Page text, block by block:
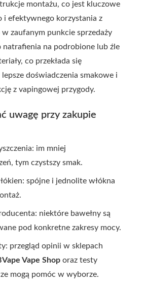
montażu, co jest kluczowe
i efektywnego korzystania z
w zaufanym punkcie sprzedaży
natrafienia na podrobione lub źle
co przekłada się
doświadczenia smakowe i
z vapingowej przygody.
uwagę przy zakupie
im mniej
tym czystszy smak.
spójne i jednolite włókna
niektóre bawełny są
pod konkretne zakresy mocy.
przegląd opinii w sklepach
Vape Shop oraz testy
mogą pomóc w wyborze.